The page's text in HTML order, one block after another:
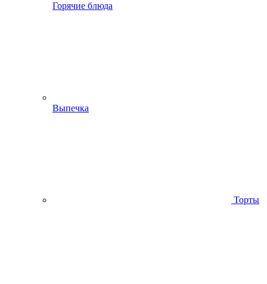
Горячие блюда
Выпечка
Торты